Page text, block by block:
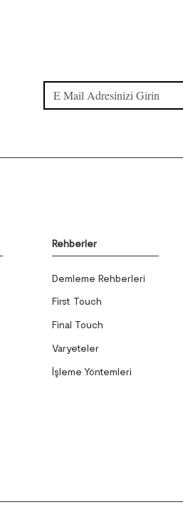
Rehberler
Demleme Rehberleri
First Touch
Final Touch
Varyeteler
İşleme Yöntemleri